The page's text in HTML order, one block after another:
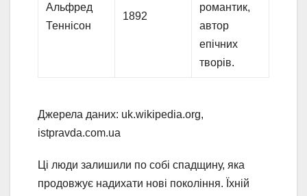
Альфред
Теннісон
1892
романтик,
автор
епічних
творів.
Джерела даних: uk.wikipedia.org,
istpravda.com.ua
Ці люди залишили по собі спадщину, яка
продовжує надихати нові покоління. Їхній